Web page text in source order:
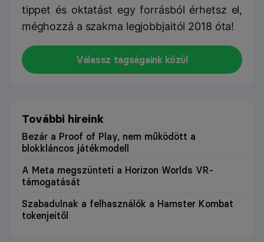
tippet és oktatást egy forrásból érhetsz el,
méghozzá a szakma legjobbjaitól 2018 óta!
Válassz tagságaink közül
További híreink
Bezár a Proof of Play, nem működött a
blokkláncos játékmodell
A Meta megszünteti a Horizon Worlds VR-
támogatását
Szabadulnak a felhasználók a Hamster Kombat
tokenjeitől